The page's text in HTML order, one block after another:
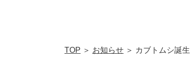
TOP ＞ お知らせ ＞ カブトムシ誕生